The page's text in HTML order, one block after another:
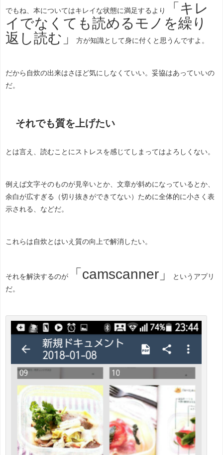
でもね、本についてはキレイな状態に満足するより
「キレ
イでなくても読めるモノを繰り
返し読む」
方が知識として身に付くと思うんですよ。
だから自炊の出来はさほど気にしなくていい。妥協はあっていいの
だ。
それでも質を上げたい
とは言え、読むことにストレスを感じてしまってはよろしくない。
例えば文字そのものが見辛いとか、文章が斜めになっているとか、
余白が広すぎる（切り抜きができてない）ために全体的に小さく表
示される、などだ。
これらは自炊とはいえ質の向上で解消したい。
それを解決するのが 「camscanner」
というアプリ
だ。